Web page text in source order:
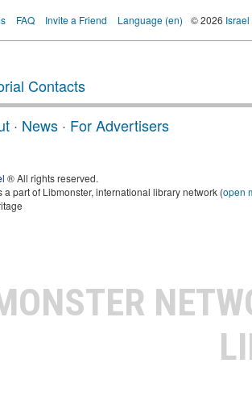
FAQ Invite a Friend Language (en) © 2026
Contacts
· News · For Advertisers
® All rights reserved.
a part of Libmonster, international library network (open